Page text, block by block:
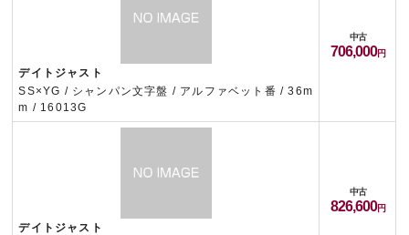
デイトジャスト
SS×YG / シャンパン文字盤 / アルファベット番 / 36m
m / 16013G
中古
706,000
デイトジャスト
中古
826,600